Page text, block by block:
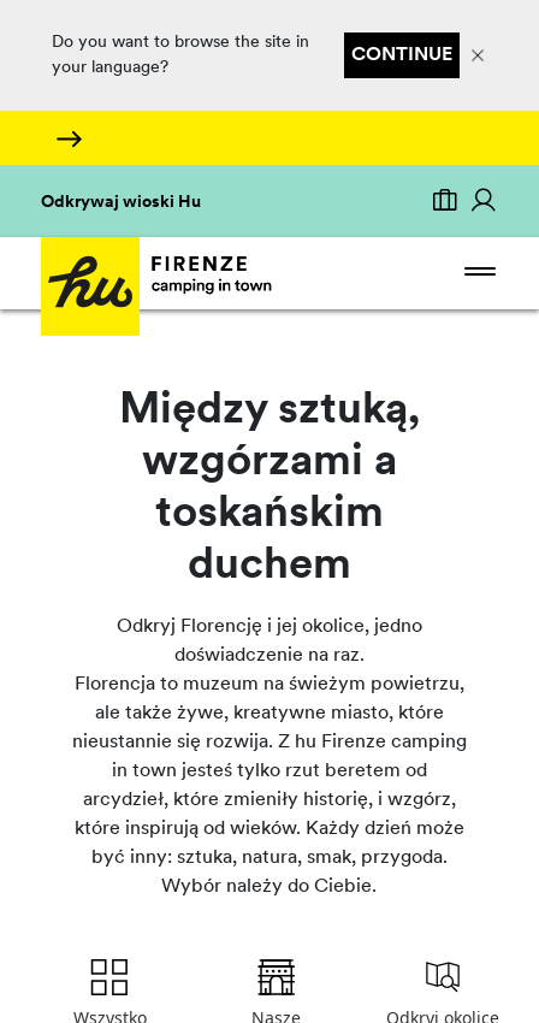
Do you want to browse the site in
your language?
CONTINUE
Odkrywaj wioski Hu
Między sztuką,
wzgórzami a
toskańskim
duchem
Odkryj Florencję i jej okolice, jedno
doświadczenie na raz.
Florencja to muzeum na świeżym powietrzu,
ale także żywe, kreatywne miasto, które
nieustannie się rozwija. Z hu Firenze camping
in town jesteś tylko rzut beretem od
arcydzieł, które zmieniły historię, i wzgórz,
które inspirują od wieków. Każdy dzień może
być inny: sztuka, natura, smak, przygoda.
Wybór należy do Ciebie.
Wszystko
Nasze
Odkryj okolice